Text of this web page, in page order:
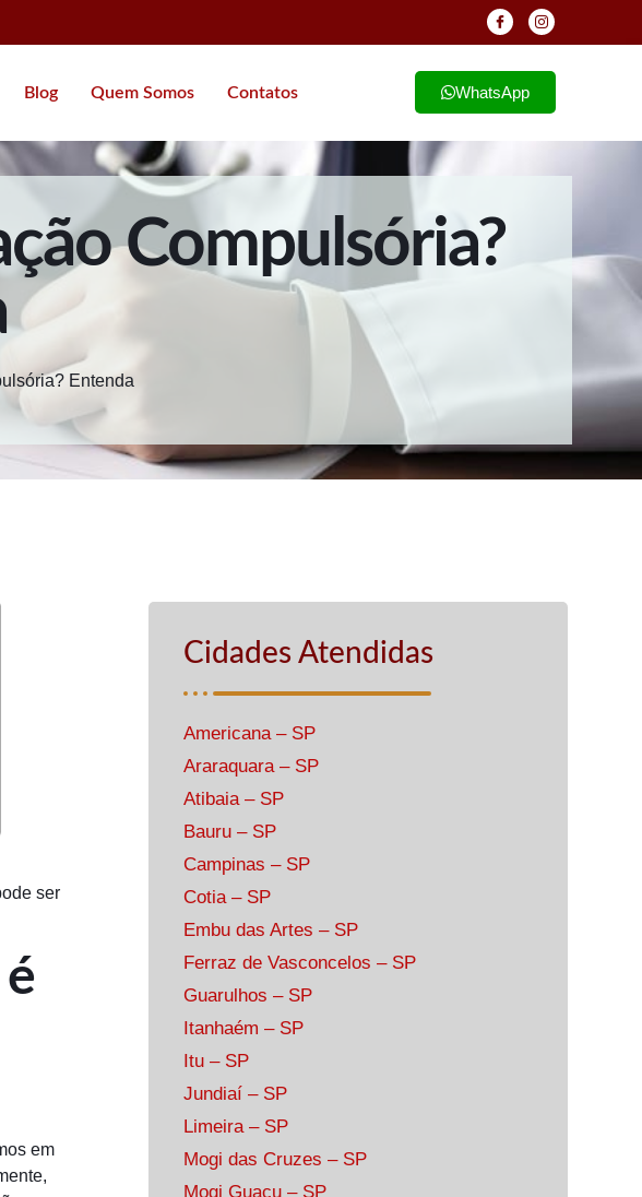
Blog Quem Somos Contatos WhatsApp
Compulsória?
Entenda
ser
em
Cidades Atendidas
Americana – SP
Araraquara – SP
Atibaia – SP
Bauru – SP
Campinas – SP
Cotia – SP
Embu das Artes – SP
Ferraz de Vasconcelos – SP
Guarulhos – SP
Itanhaém – SP
Itu – SP
Jundiaí – SP
Limeira – SP
Mogi das Cruzes – SP
Mogi Guaçu – SP